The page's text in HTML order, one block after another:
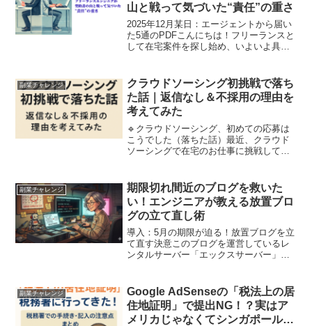
山と戦って気づいた“責任”の重さ
2025年12月某日：エージェントから届い
た5通のPDFこんにちは！フリーランスと
して在宅案件を探し始め、いよいよ具体
頑張るぞ！」と気合を入れた瞬間に届い
たのが、5通...
副業チャレンジ
クラウドソーシング初挑戦で落ち
た話｜返信なし＆不採用の理由を
考えてみた
🔹クラウドソーシング、初めての応募は
こうでした（落ちた話）最近、クラウド
ソーシングで在宅のお仕事に挑戦してい
になりました。せっかくなので、落ちた
理由を自分なりにまとめ...
副業チャレンジ
期限切れ間近のブログを救いた
い！エンジニアが教える放置ブロ
グの立て直し術
導入：5月の期限が迫る！放置ブログを立
て直す決意このブログを運営しているレ
ンタルサーバー「エックスサーバー」の
たのですが、さくらインターネットの契
約期限切れでサイ...
副業チャレンジ
Google AdSenseの「税法上の居
住地証明」で提出NG！？実はア
メリカじゃなくてシンガポールだ